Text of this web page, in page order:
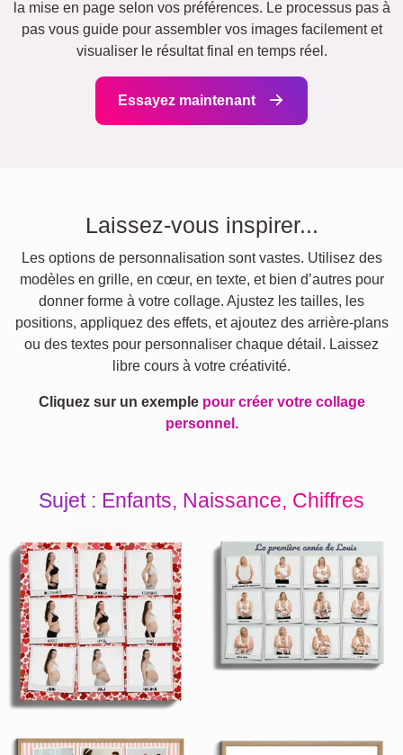
la mise en page selon vos préférences. Le processus pas à
pas vous guide pour assembler vos images facilement et
visualiser le résultat final en temps réel.
Essayez maintenant
Laissez-vous inspirer...
Les options de personnalisation sont vastes. Utilisez des
modèles en grille, en cœur, en texte, et bien d’autres pour
donner forme à votre collage. Ajustez les tailles, les
positions, appliquez des effets, et ajoutez des arrière-plans
ou des textes pour personnaliser chaque détail. Laissez
libre cours à votre créativité.
Cliquez sur un exemple pour créer votre collage
personnel.
Sujet : Enfants, Naissance, Chiffres